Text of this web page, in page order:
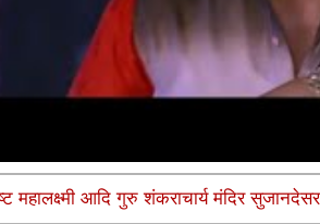
महालक्ष्मी आदि गुरु शंकराचार्य मंदिर